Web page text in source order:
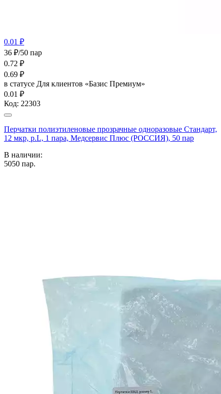
0.01 ₽
36 ₽/50 пар
0.72 ₽
0.69 ₽
в статусе Для клиентов «Базис Премиум»
0.01 ₽
Код: 22303
Перчатки полиэтиленовые прозрачные одноразовые Стандарт,
12 мкр, р.L, 1 пара, Медсервис Плюс (РОССИЯ), 50 пар
В наличии:
5050 пар.